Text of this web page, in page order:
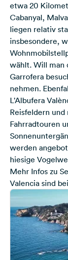
etwa 20
Cabanyal,
liegen relativ
insbesondere,
wählt. Will man
Garrofera
nehmen.
L'Albufera
Reisfeldern
Fahrradtouren
werden
hiesige
Mehr Infos zu
Valencia sind bei